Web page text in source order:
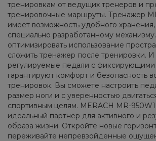
тренировкам от ведущих тренеров и
тренировочные маршруты. Тренажер
имеет возможность удобного
специально разработанному
оптимизировать использование
сложить тренажер после тренировки.
регулируемые педали с
гарантируют комфорт и безопасность
тренировок. Вы сможете настроить
размер ноги и с уверенностью
спортивным целям. MERACH MR-
идеальный партнер для активного и
образа жизни. Откройте новые
переживайте непревзойденные